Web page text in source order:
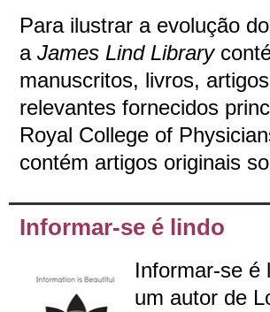
Para ilustrar a evolução
a James Lind Library
manuscritos, livros,
relevantes fornecidos
Royal College of
contém artigos originais
Informar-se é lindo
Informar-se é
um autor de